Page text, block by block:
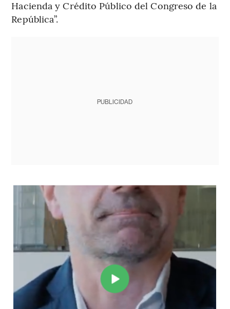
Hacienda y Crédito Público del Congreso de la
República”.
PUBLICIDAD